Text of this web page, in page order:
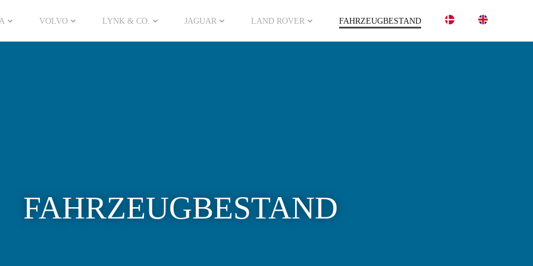
VOLVO LYNK & CO. JAGUAR LAND ROVER FAHRZEUGBESTAND
FAHRZEUGBESTAND